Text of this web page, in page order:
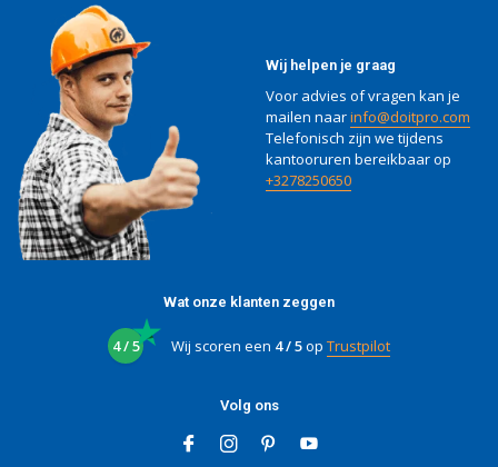
Wij helpen je graag
Voor advies of vragen kan je
mailen naarinfo@doitpro.com
Telefonisch zijn we tijdens
kantooruren bereikbaar op
+3278250650
Wat onze klanten zeggen
4 / 5 Wij scoren een 4 / 5op Trustpilot
Volg ons